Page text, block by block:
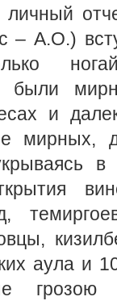
личный
– А.О.)
были
и
мирных,
аула и